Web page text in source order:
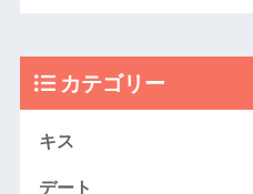
カテゴリー
キス
デート